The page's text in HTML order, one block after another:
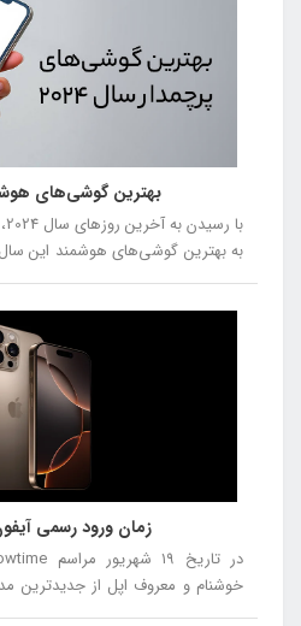
بهترین گوشی‌های
به بهترین گوشی‌های هوشمند این سال
مدل‌های جدید و نوآورانه، دنیای
دستگاه‌هایی با عملکرد بی‌نظیر،
برندهای مختلف همراه بود. در این
2024 را از
توجه به نقاط قوت و ضعف هر مدل،
زمان ورود رسمی آیفون 16 به
خوشنام و معروف اپل از جدیدترین